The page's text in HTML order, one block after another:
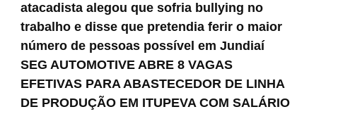
atacadista alegou que sofria bullying no
trabalho e disse que pretendia ferir o maior
número de pessoas possível em Jundiaí
SEG AUTOMOTIVE ABRE 8 VAGAS
EFETIVAS PARA ABASTECEDOR DE LINHA
DE PRODUÇÃO EM ITUPEVA COM SALÁRIO